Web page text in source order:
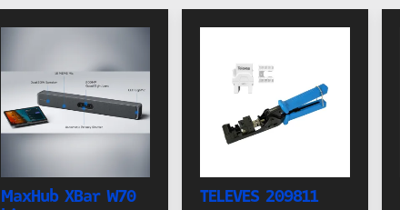
MaxHub XBar W70 TELEVES 209811